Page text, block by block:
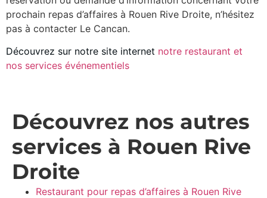
prochain repas d’affaires à Rouen Rive Droite, n’hésitez
pas à contacter Le Cancan.
Découvrez sur notre site internet notre restaurant et
nos services événementiels
Découvrez nos autres
services à Rouen Rive
Droite
Restaurant pour repas d’affaires à Rouen Rive